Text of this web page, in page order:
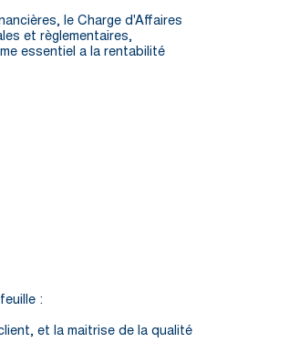
le Charge d'Affaires
et règlementaires,
essentiel a la rentabilité
:
et la maitrise de la qualité